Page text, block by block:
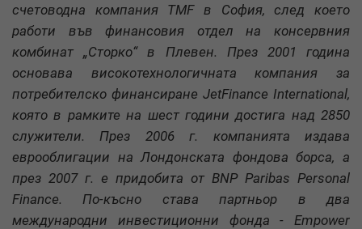
счетоводна компания TMF в София, след което
работи във финансовия отдел на консервния
комбинат „Сторко“ в Плевен. През 2001 година
основава високотехнологичната компания за
потребителско финансиране JetFinance International,
която в рамките на шест години достига над 2850
служители. През 2006 г. компанията издава
еврооблигации на Лондонската фондова борса, а
през 2007 г. е придобита от BNP Paribas Personal
Finance. По-късно става партньор в два
международни инвестиционни фонда - Empower